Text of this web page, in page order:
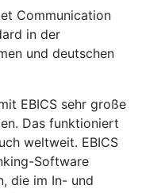
Communication
in der
und deutschen
EBICS sehr große
Das funktioniert
weltweit. EBICS
Software
die im In- und